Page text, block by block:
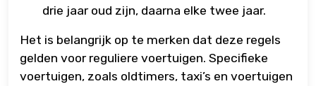
drie jaar oud zijn, daarna elke twee jaar.
Het is belangrijk op te merken dat deze regels
gelden voor reguliere voertuigen. Specifieke
voertuigen, zoals oldtimers, taxi’s en voertuigen